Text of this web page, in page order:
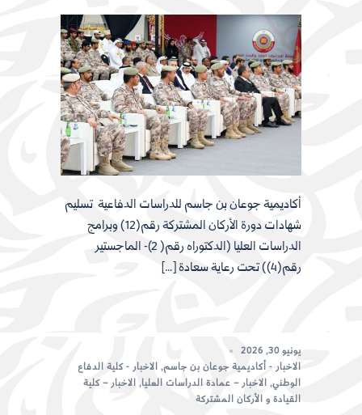
أكاديمية جوعان بن جاسم للدراسات الدفاعية تسليم
شهادات دورة الأركان المشتركة رقم(12) وبرامج
الدراسات العليا (الدكتوراه رقم( 2)- الماجستير
رقم(4)) تحت رعاية سعادة […]
يونيو 30, 2026
الاخبار - أكاديمية جوعان بن جاسم, الاخبار - كلية الدفاع
الوطني, الاخبار – عمادة الدراسات العليا, الاخبار – كلية
القيادة و الأركان المشتركة